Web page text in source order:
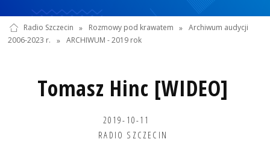
Radio Szczecin » Rozmowy pod krawatem » Archiwum audycji
2006-2023 r.
» ARCHIWUM - 2019 rok
Tomasz Hinc [WIDEO]
2019-10-11
RADIO SZCZECIN